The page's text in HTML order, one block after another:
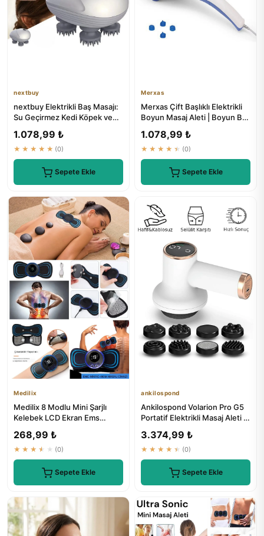
nextbuy
nextbuy Elektrikli Baş Masajı:
Su Geçirmez Kedi Köpek ve
1.078,99 ₺
★★★★★ (0)
Sepete Ekle
Merxas
Merxas Çift Başlıklı Elektrikli
Boyun Masaj Aleti | Boyun Bel
1.078,99 ₺
★★★★★ (0)
Sepete Ekle
Medilix
Medilix 8 Modlu Mini Şarjlı
Kelebek LCD Ekran Ems
268,99 ₺
★★★★★ (0)
Sepete Ekle
ankilospond
Ankilospond Volarion Pro G5
Portatif Elektrikli Masaj Aleti -
3.374,99 ₺
★★★★★ (0)
Sepete Ekle